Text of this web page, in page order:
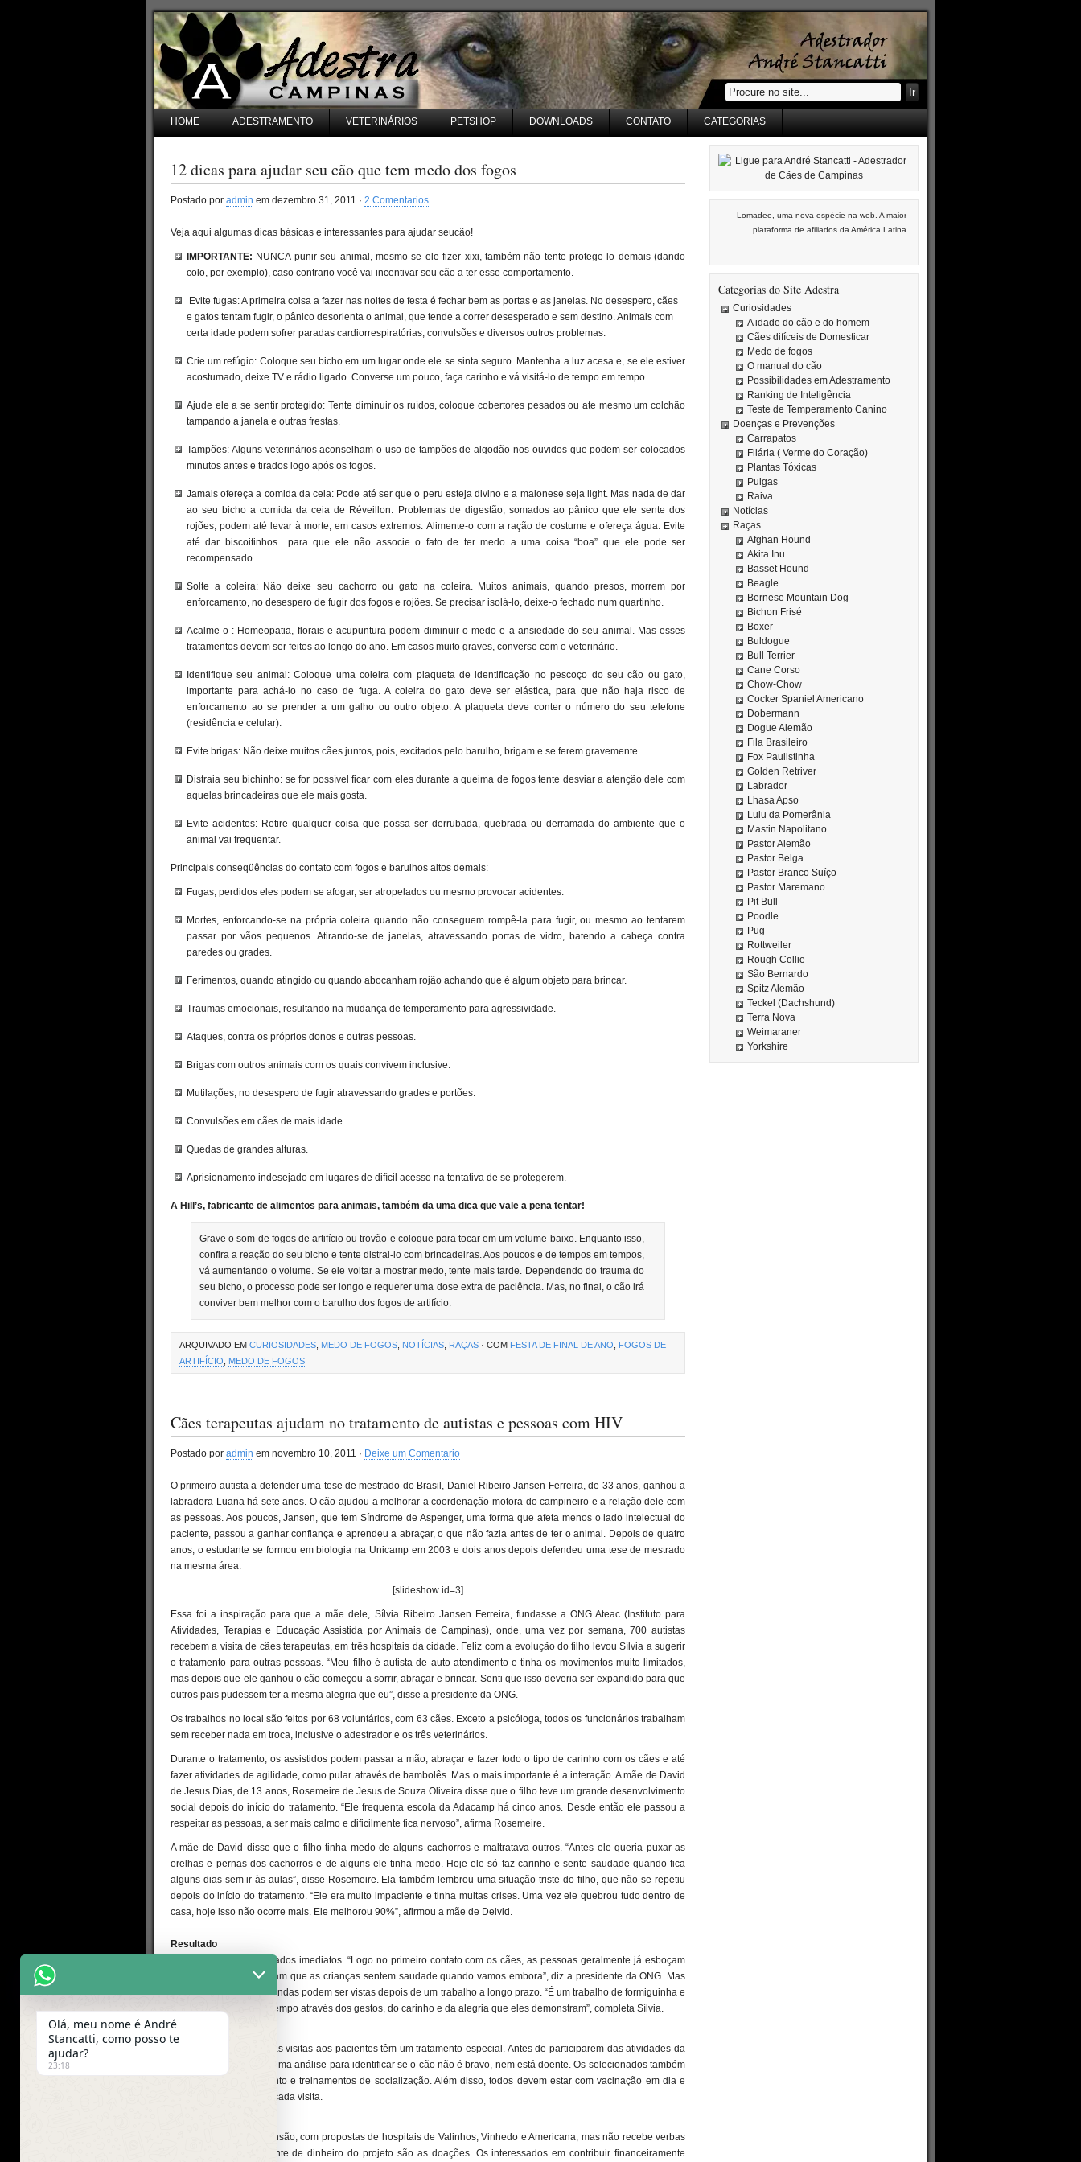
HOME ADESTRAMENTO VETERINÁRIOS PETSHOP DOWNLOADS CONTATO CATEGORIAS
12 dicas para ajudar seu cão que tem medo dos fogos
Postado por admin em dezembro 31, 2011 · 2 Comentarios
Veja aqui algumas dicas básicas e interessantes para ajudar seucão!
IMPORTANTE: NUNCA punir seu animal, mesmo se ele fizer xixi, também não tente protege-lo demais (dando
colo, por exemplo), caso contrario você vai incentivar seu cão a ter esse comportamento.
Evite fugas: A primeira coisa a fazer nas noites de festa é fechar bem as portas e as janelas. No desespero, cães
e gatos tentam fugir, o pânico desorienta o animal, que tende a correr desesperado e sem destino. Animais com
certa idade podem sofrer paradas cardiorrespiratórias, convulsões e diversos outros problemas.
Crie um refúgio: Coloque seu bicho em um lugar onde ele se sinta seguro. Mantenha a luz acesa e, se ele estiver
acostumado, deixe TV e rádio ligado. Converse um pouco, faça carinho e vá visitá-lo de tempo em tempo
Ajude ele a se sentir protegido: Tente diminuir os ruídos, coloque cobertores pesados ou ate mesmo um colchão
tampando a janela e outras frestas.
Tampões: Alguns veterinários aconselham o uso de tampões de algodão nos ouvidos que podem ser colocados
minutos antes e tirados logo após os fogos.
Jamais ofereça a comida da ceia: Pode até ser que o peru esteja divino e a maionese seja light. Mas nada de dar
ao seu bicho a comida da ceia de Réveillon. Problemas de digestão, somados ao pânico que ele sente dos
rojões, podem até levar à morte, em casos extremos. Alimente-o com a ração de costume e ofereça água. Evite
até dar biscoitinhos para que ele não associe o fato de ter medo a uma coisa “boa” que ele pode ser
recompensado.
Solte a coleira: Não deixe seu cachorro ou gato na coleira. Muitos animais, quando presos, morrem por
enforcamento, no desespero de fugir dos fogos e rojões. Se precisar isolá-lo, deixe-o fechado num quartinho.
Acalme-o : Homeopatia, florais e acupuntura podem diminuir o medo e a ansiedade do seu animal. Mas esses
tratamentos devem ser feitos ao longo do ano. Em casos muito graves, converse com o veterinário.
Identifique seu animal: Coloque uma coleira com plaqueta de identificação no pescoço do seu cão ou gato,
importante para achá-lo no caso de fuga. A coleira do gato deve ser elástica, para que não haja risco de
enforcamento ao se prender a um galho ou outro objeto. A plaqueta deve conter o número do seu telefone
(residência e celular).
Evite brigas: Não deixe muitos cães juntos, pois, excitados pelo barulho, brigam e se ferem gravemente.
Distraia seu bichinho: se for possível ficar com eles durante a queima de fogos tente desviar a atenção dele com
aquelas brincadeiras que ele mais gosta.
Evite acidentes: Retire qualquer coisa que possa ser derrubada, quebrada ou derramada do ambiente que o
animal vai freqüentar.
Principais conseqüências do contato com fogos e barulhos altos demais:
Fugas, perdidos eles podem se afogar, ser atropelados ou mesmo provocar acidentes.
Mortes, enforcando-se na própria coleira quando não conseguem rompê-la para fugir, ou mesmo ao tentarem
passar por vãos pequenos. Atirando-se de janelas, atravessando portas de vidro, batendo a cabeça contra
paredes ou grades.
Ferimentos, quando atingido ou quando abocanham rojão achando que é algum objeto para brincar.
Traumas emocionais, resultando na mudança de temperamento para agressividade.
Ataques, contra os próprios donos e outras pessoas.
Brigas com outros animais com os quais convivem inclusive.
Mutilações, no desespero de fugir atravessando grades e portões.
Convulsões em cães de mais idade.
Quedas de grandes alturas.
Aprisionamento indesejado em lugares de difícil acesso na tentativa de se protegerem.
A Hill’s, fabricante de alimentos para animais, também da uma dica que vale a pena tentar!
Grave o som de fogos de artifício ou trovão e coloque para tocar em um volume baixo. Enquanto isso,
confira a reação do seu bicho e tente distrai-lo com brincadeiras. Aos poucos e de tempos em tempos,
vá aumentando o volume. Se ele voltar a mostrar medo, tente mais tarde. Dependendo do trauma do
seu bicho, o processo pode ser longo e requerer uma dose extra de paciência. Mas, no final, o cão irá
conviver bem melhor com o barulho dos fogos de artifício.
ARQUIVADO EM CURIOSIDADES MEDO DE FOGOS NOTÍCIAS RAÇAS · COM FESTA DE FINAL DE ANO
FOGOS DE
ARTIFÍCIO
MEDO DE FOGOS
Cães terapeutas ajudam no tratamento de autistas e pessoas com HIV
Postado por admin em novembro 10, 2011 · Deixe um Comentario
O primeiro autista a defender uma tese de mestrado do Brasil, Daniel Ribeiro Jansen Ferreira, de 33 anos, ganhou a
labradora Luana há sete anos. O cão ajudou a melhorar a coordenação motora do campineiro e a relação dele com
as pessoas. Aos poucos, Jansen, que tem Síndrome de Aspenger, uma forma que afeta menos o lado intelectual do
paciente, passou a ganhar confiança e aprendeu a abraçar, o que não fazia antes de ter o animal. Depois de quatro
anos, o estudante se formou em biologia na Unicamp em 2003 e dois anos depois defendeu uma tese de mestrado
na mesma área.
[slideshow id=3]
Essa foi a inspiração para que a mãe dele, Sílvia Ribeiro Jansen Ferreira, fundasse a ONG Ateac (Instituto para
Atividades, Terapias e Educação Assistida por Animais de Campinas), onde, uma vez por semana, 700 autistas
recebem a visita de cães terapeutas, em três hospitais da cidade. Feliz com a evolução do filho levou Sílvia a sugerir
o tratamento para outras pessoas. “Meu filho é autista de auto-atendimento e tinha os movimentos muito limitados,
mas depois que ele ganhou o cão começou a sorrir, abraçar e brincar. Senti que isso deveria ser expandido para que
outros pais pudessem ter a mesma alegria que eu”, disse a presidente da ONG.
Os trabalhos no local são feitos por 68 voluntários, com 63 cães. Exceto a psicóloga, todos os funcionários trabalham
sem receber nada em troca, inclusive o adestrador e os três veterinários.
Durante o tratamento, os assistidos podem passar a mão, abraçar e fazer todo o tipo de carinho com os cães e até
fazer atividades de agilidade, como pular através de bambolês. Mas o mais importante é a interação. A mãe de David
de Jesus Dias, de 13 anos, Rosemeire de Jesus de Souza Oliveira disse que o filho teve um grande desenvolvimento
social depois do início do tratamento. “Ele frequenta escola da Adacamp há cinco anos. Desde então ele passou a
respeitar as pessoas, a ser mais calmo e dificilmente fica nervoso”, afirma Rosemeire.
A mãe de David disse que o filho tinha medo de alguns cachorros e maltratava outros. “Antes ele queria puxar as
orelhas e pernas dos cachorros e de alguns ele tinha medo. Hoje ele só faz carinho e sente saudade quando fica
alguns dias sem ir às aulas”, disse Rosemeire. Ela também lembrou uma situação triste do filho, que não se repetiu
depois do início do tratamento. “Ele era muito impaciente e tinha muitas crises. Uma vez ele quebrou tudo dentro de
casa, hoje isso não ocorre mais. Ele melhorou 90%”, afirmou a mãe de Deivid.
Resultado
O tratamento tem resultados imediatos. “Logo no primeiro contato com os cães, as pessoas geralmente já esboçam
um sorriso. As mães falam que as crianças sentem saudade quando vamos embora”, diz a presidente da ONG. Mas
as mudanças mais profundas podem ser vistas depois de um trabalho a longo prazo. “É um trabalho de formiguinha e
a evolução vem com o tempo através dos gestos, do carinho e da alegria que eles demonstram”, completa Sílvia.
Cães
Os animais que fazem as visitas aos pacientes têm um tratamento especial. Antes de participarem das atividades da
ONG, eles passam por uma análise para identificar se o cão não é bravo, nem está doente. Os selecionados também
passam por adestramento e treinamentos de socialização. Além disso, todos devem estar com vacinação em dia e
tomam banho antes de cada visita.
O projeto está em expansão, com propostas de hospitais de Valinhos, Vinhedo e Americana, mas não recebe verbas
do Governo. A única fonte de dinheiro do projeto são as doações. Os interessados em contribuir financeiramente
Lomadee, uma nova espécie na web. A maior
plataforma de afiliados da América Latina
Categorias do Site Adestra
Curiosidades
A idade do cão e do homem
Cães difíceis de Domesticar
Medo de fogos
O manual do cão
Possibilidades em Adestramento
Ranking de Inteligência
Teste de Temperamento Canino
Doenças e Prevenções
Carrapatos
Filária ( Verme do Coração)
Plantas Tóxicas
Pulgas
Raiva
Notícias
Raças
Afghan Hound
Akita Inu
Basset Hound
Beagle
Bernese Mountain Dog
Bichon Frisé
Boxer
Buldogue
Bull Terrier
Cane Corso
Chow-Chow
Cocker Spaniel Americano
Dobermann
Dogue Alemão
Fila Brasileiro
Fox Paulistinha
Golden Retriver
Labrador
Lhasa Apso
Lulu da Pomerânia
Mastin Napolitano
Pastor Alemão
Pastor Belga
Pastor Branco Suíço
Pastor Maremano
Pit Bull
Poodle
Pug
Rottweiler
Rough Collie
São Bernardo
Spitz Alemão
Teckel (Dachshund)
Terra Nova
Weimaraner
Yorkshire
Olá, meu nome é André
Stancatti, como posso te
ajudar?
23:18